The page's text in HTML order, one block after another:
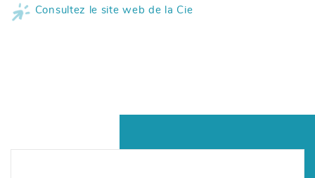
Consultez le site web de la Cie